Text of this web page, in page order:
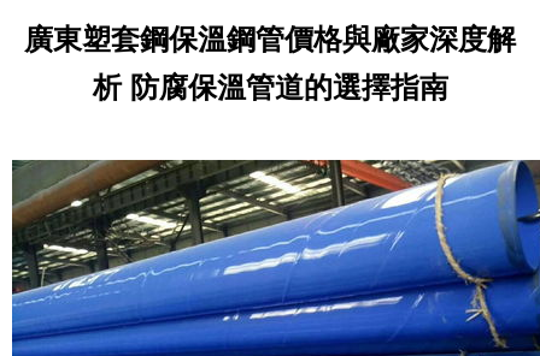
廣東塑套鋼保溫鋼管價格與廠家深度解
析 防腐保溫管道的選擇指南